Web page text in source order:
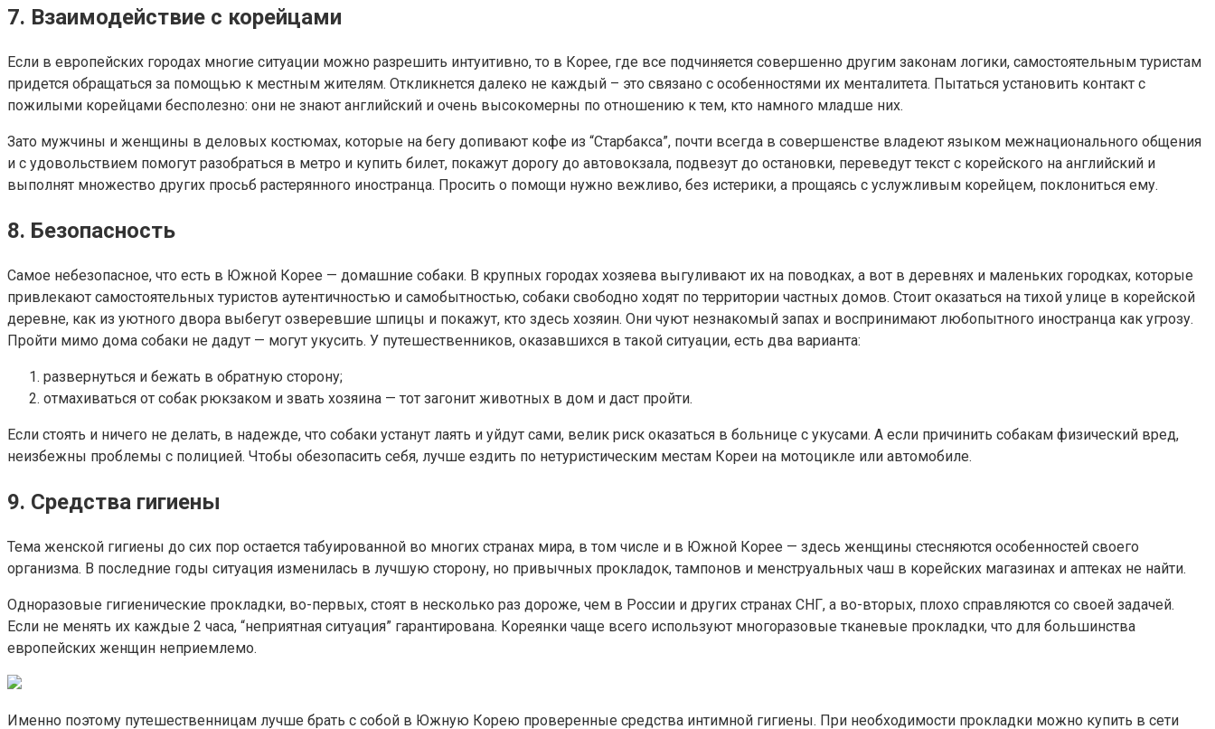
7. Взаимодействие с корейцами
Если в европейских городах многие ситуации можно разрешить интуитивно, то в Корее, где все подчиняется совершенно другим законам логики, самостоятельным туристам
придется обращаться за помощью к местным жителям. Откликнется далеко не каждый – это связано с особенностями их менталитета. Пытаться установить контакт с
пожилыми корейцами бесполезно: они не знают английский и очень высокомерны по отношению к тем, кто намного младше них.
Зато мужчины и женщины в деловых костюмах, которые на бегу допивают кофе из “Старбакса”, почти всегда в совершенстве владеют языком межнационального общения
и с удовольствием помогут разобраться в метро и купить билет, покажут дорогу до автовокзала, подвезут до остановки, переведут текст с корейского на английский и
выполнят множество других просьб растерянного иностранца. Просить о помощи нужно вежливо, без истерики, а прощаясь с услужливым корейцем, поклониться ему.
8. Безопасность
Самое небезопасное, что есть в Южной Корее — домашние собаки. В крупных городах хозяева выгуливают их на поводках, а вот в деревнях и маленьких городках, которые
привлекают самостоятельных туристов аутентичностью и самобытностью, собаки свободно ходят по территории частных домов. Стоит оказаться на тихой улице в корейской
деревне, как из уютного двора выбегут озверевшие шпицы и покажут, кто здесь хозяин. Они чуют незнакомый запах и воспринимают любопытного иностранца как угрозу.
Пройти мимо дома собаки не дадут — могут укусить. У путешественников, оказавшихся в такой ситуации, есть два варианта:
развернуться и бежать в обратную сторону;
отмахиваться от собак рюкзаком и звать хозяина — тот загонит животных в дом и даст пройти.
Если стоять и ничего не делать, в надежде, что собаки устанут лаять и уйдут сами, велик риск оказаться в больнице с укусами. А если причинить собакам физический вред,
неизбежны проблемы с полицией. Чтобы обезопасить себя, лучше ездить по нетуристическим местам Кореи на мотоцикле или автомобиле.
9. Средства гигиены
Тема женской гигиены до сих пор остается табуированной во многих странах мира, в том числе и в Южной Корее — здесь женщины стесняются особенностей своего
организма. В последние годы ситуация изменилась в лучшую сторону, но привычных прокладок, тампонов и менструальных чаш в корейских магазинах и аптеках не найти.
Одноразовые гигиенические прокладки, во-первых, стоят в несколько раз дороже, чем в России и других странах СНГ, а во-вторых, плохо справляются со своей задачей.
Если не менять их каждые 2 часа, “неприятная ситуация” гарантирована. Кореянки чаще всего используют многоразовые тканевые прокладки, что для большинства
европейских женщин неприемлемо.
Именно поэтому путешественницам лучше брать с собой в Южную Корею проверенные средства интимной гигиены. При необходимости прокладки можно купить в сети